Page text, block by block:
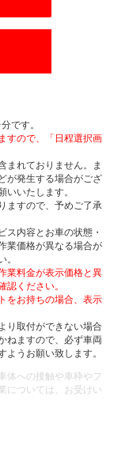
です。
すので、「日程選択画
まれておりません。ま
が発生する場合がござ
いいたします。
ますので、予めご了承
内容とお車の状態・
業価格が異なる場合が
。
業料金が表示価格と異
ください。
をお持ちの場合、表示
り取付ができない場合
ねますので、必ず車両
うお願い致します。
体への接触や車枠やフ
については、お受けい